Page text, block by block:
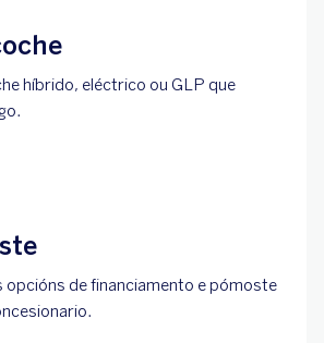
híbrido, eléctrico ou GLP que
opcións de financiamento e pómoste